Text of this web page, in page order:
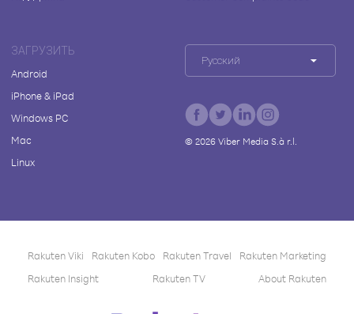
ЗАГРУЗИТЬ
Android
iPhone & iPad
Windows PC
Mac
Linux
Русский
© 2026Viber Media S.à r.l.
Rakuten Viki Rakuten Kobo Rakuten Travel
Rakuten Marketing
Rakuten Insight
Rakuten TV About Rakuten